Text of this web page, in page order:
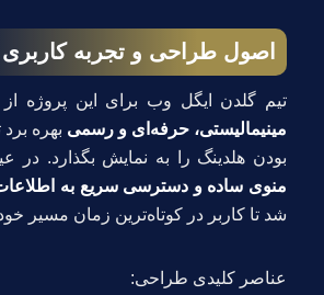
اصول طراحی و تجربه کاربری
تیم گلدن ایگل وب برای این پروژه
مینیمالیستی، حرفه‌ای و رسمی بهره
بودن هلدینگ را به نمایش بگذارد. در
منوی ساده و دسترسی سریع به
شد تا کاربر در کوتاه‌ترین زمان مسیر خود
عناصر کلیدی طراحی: